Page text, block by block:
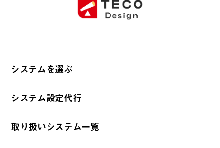
システムを選ぶ
システム設定代行
取り扱いシステム一覧